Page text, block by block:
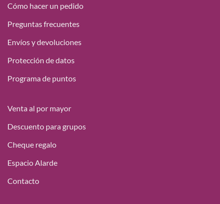
Cómo hacer un pedido
Preguntas frecuentes
Envíos y devoluciones
Protección de datos
Programa de puntos
Venta al por mayor
Descuento para grupos
Cheque regalo
Espacio Alarde
Contacto